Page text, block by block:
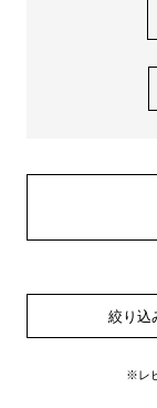
絞り込
※レ